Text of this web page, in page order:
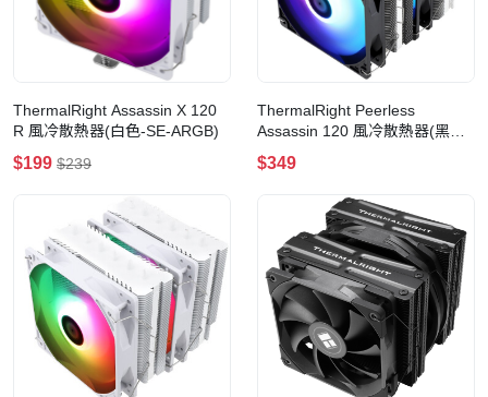
ThermalRight Assassin X 120
R 風冷散熱器(白色-SE-ARGB)
$199 $239
ThermalRight Peerless
Assassin 120 風冷散熱器(黑
色-120-SE-ARGB)
$349